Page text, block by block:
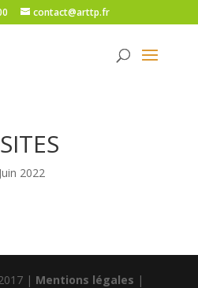
contact@arttp.fr
2022
| Mentions légales |